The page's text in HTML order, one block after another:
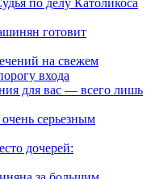
готовит
на свежем
входа
для вас — всего лишь
серьезным
дочерей: